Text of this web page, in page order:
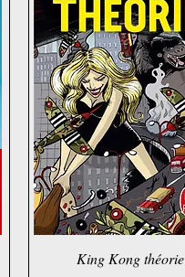
Schnellansicht
King Kong théorie